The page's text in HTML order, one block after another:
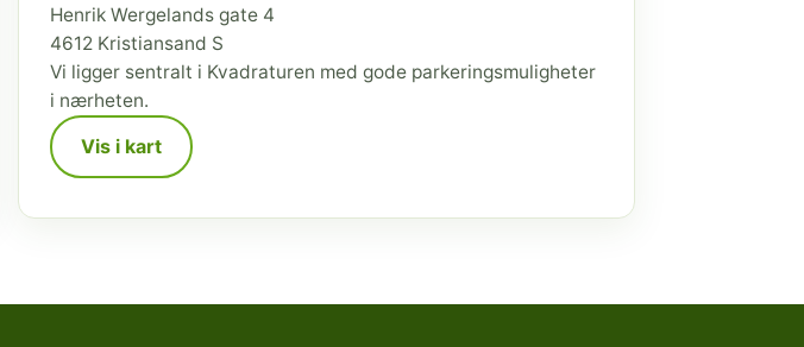
Henrik Wergelands gate 4
4612 Kristiansand S
Vi ligger sentralt i Kvadraturen med gode parkeringsmuligheter
i nærheten.
Vis i kart